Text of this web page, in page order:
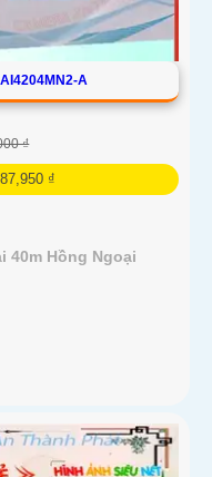
A
₫
₫
40m Hồng Ngoại